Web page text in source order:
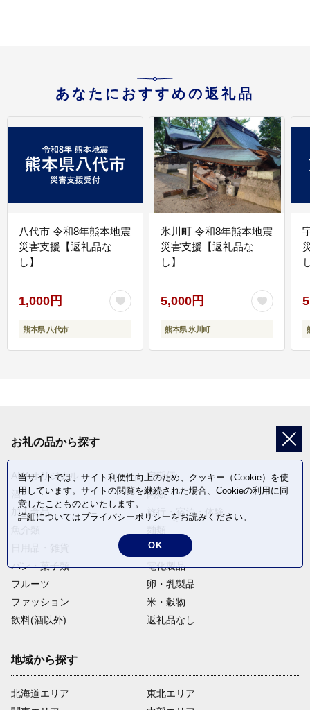
種のミックスナッツ
あなたにおすすめの返礼品
八代市 令和8年熊本地震
災害支援【返礼品な
し】
1,000円
熊本県 八代市
氷川町 令和8年熊本地震
災害支援【返礼品な
し】
5,000円
熊本県 氷川町
お礼の品から探す
ANAオリジナル
定期便
酒
肉類
加工食品
旅行・宿泊・体験
野菜
パン・菓子類
電化製品
フルーツ
卵・乳製品
ファッション
米・穀物
飲料(酒以外)
返礼品なし
地域から探す
北海道エリア
東北エリア
当サイトでは、サイト利便性向上のため、クッキー（Cookie）を使
用しています。サイトの閲覧を継続された場合、Cookieの利用に同
意したことものといたします。
詳細についてはプライバシーポリシーをお読みください。
OK